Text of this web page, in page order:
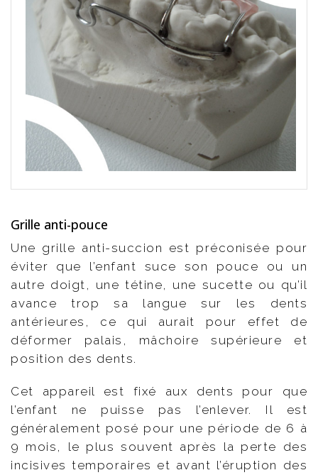
Grille anti-pouce
Une grille anti-succion est préconisée pour
éviter que l’enfant suce son pouce ou un
autre doigt, une tétine, une sucette ou qu’il
avance trop sa langue sur les dents
antérieures, ce qui aurait pour effet de
déformer palais, mâchoire supérieure et
position des dents.
Cet appareil est fixé aux dents pour que
l’enfant ne puisse pas l’enlever. Il est
généralement posé pour une période de 6 à
9 mois, le plus souvent après la perte des
incisives temporaires et avant l’éruption des